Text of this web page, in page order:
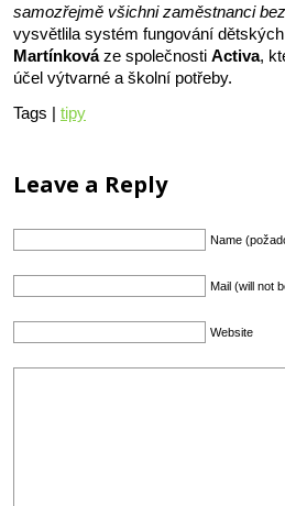
samozřejmě všichni zaměstnanci
vysvětlila systém fungování
Martínkováze společnosti Activa,
účel výtvarné a školní potřeby.
Tags | tipy
Leave a Reply
Name
Mail (will not
Website